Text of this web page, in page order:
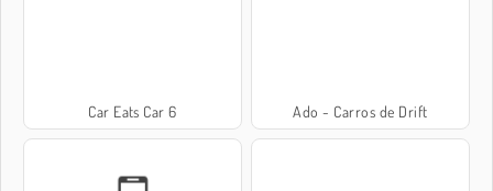
Car Eats Car 6 Ado - Carros de Drift